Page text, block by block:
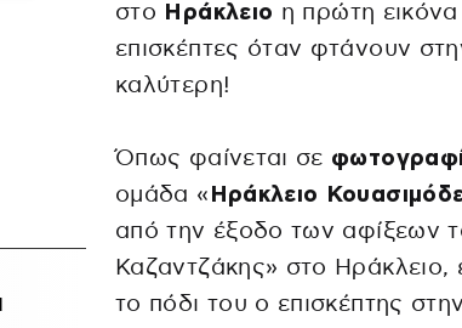
στο Ηράκλειο η πρώτη εικόνα
επισκέπτες όταν φτάνουν
καλύτερη!
Όπως φαίνεται σε
ομάδα « Ηράκλειο
από την έξοδο των αφίξεων
Καζαντζάκης» στο Ηράκλειο,
το πόδι του ο επισκέπτης